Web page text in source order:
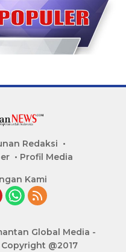
Redaksi
Profil Media
Kami
Global Media -
@2017